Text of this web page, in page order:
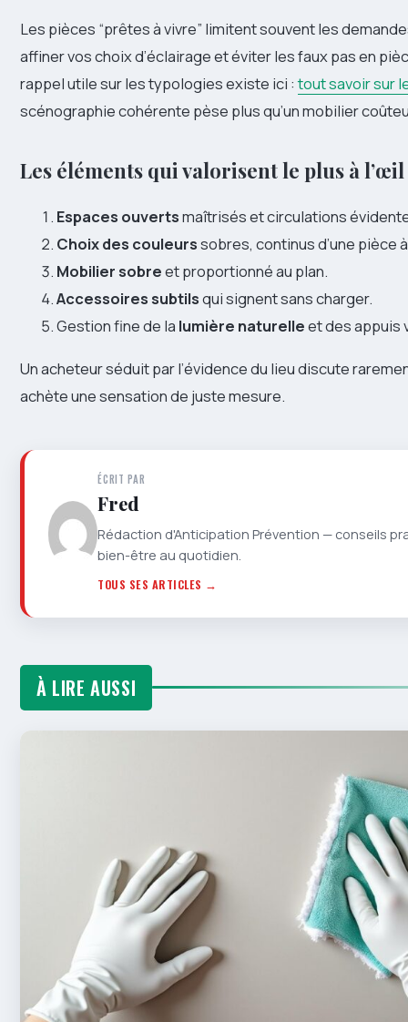
Les pièces “prêtes à vivre” limitent souvent les
affiner vos choix d’éclairage et éviter les faux pas en
rappel utile sur les typologies existe ici :tout savoir sur
scénographie cohérente pèse plus qu’un mobilier
Les éléments qui valorisent le plus à
Espaces ouvertsmaîtrisés et circulations
Choix des couleurssobres, continus d’une pièce
Mobilier sobreet proportionné au plan.
Accessoires subtilsqui signent sans charger.
Gestion fine de la lumière naturelleet des appuis
Un acheteur séduit par l’évidence du lieu discute
achète une sensation de juste mesure.
ÉCRIT PAR
Fred
Rédaction d'Anticipation Prévention — conseils
bien-être au quotidien.
TOUS SES ARTICLES →
À LIRE AUSSI